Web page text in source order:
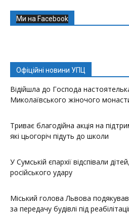
Ми на Facebook
Офіційні новини УПЦ
Відійшла до Господа
Миколаївського жіночого
Триває благодійна акція на
які цьогоріч підуть до школи
У Сумській єпархії відспівали
російського удару
Міський голова Львова
за передачу будівлі під